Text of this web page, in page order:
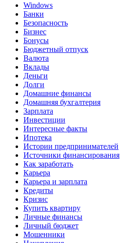
Windows
Банки
Безопасность
Бизнес
Бонусы
Бюджетный отпуск
Валюта
Вклады
Деньги
Долги
Домашние финансы
Домашняя бухгалтерия
Зарплата
Инвестиции
Интересные факты
Ипотека
Истории предпринимателей
Источники финансирования
Как заработать
Карьера
Карьера и зарплата
Кредиты
Кризис
Купить квартиру
Личные финансы
Личный бюджет
Мошенники